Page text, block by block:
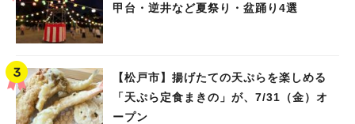
甲台・逆井など夏祭り・盆踊り4選
【松戸市】揚げたての天ぷらを楽しめる
「天ぷら定食まきの」が、7/31（金）オ
ープン